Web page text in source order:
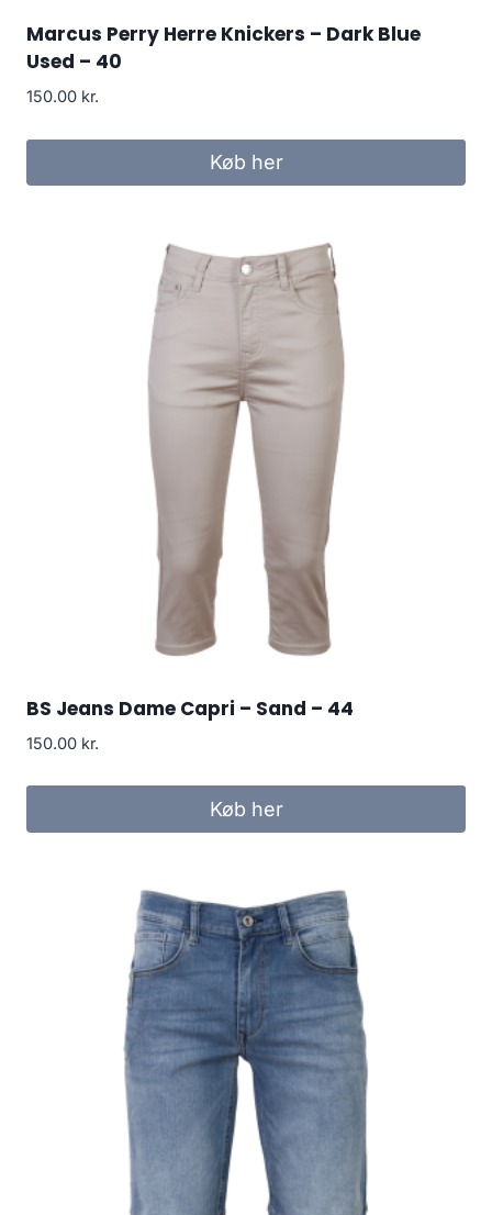
Marcus Perry Herre Knickers – Dark Blue
Used – 40
150.00 kr.
Køb her
BS Jeans Dame Capri – Sand – 44
150.00 kr.
Køb her